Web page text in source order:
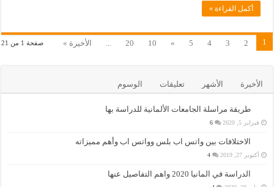
أكمل القراءة »
صفحة 1 من 21 1
2
3
4
5
»
10
20
... الأخيرة »
الأخيرة الأشهر تعليقات الوسوم
طريقة مراسلة الجامعات الألمانية للدراسة بها
فبراير 5, 2020 6
الاختلافات بين واتس اب بلس وواتس اب وأهم مميزاته
أكتوبر 27, 2019 4
الدراسة في المانيا 2020 واهم التفاصيل عنها